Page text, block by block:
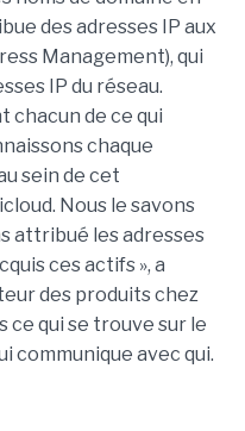
des adresses IP aux
Management), qui
IP du réseau.
chacun de ce qui
chaque
sein de cet
Nous le savons
attribué les adresses
ces actifs », a
des produits chez
ce qui se trouve sur le
communique avec qui.